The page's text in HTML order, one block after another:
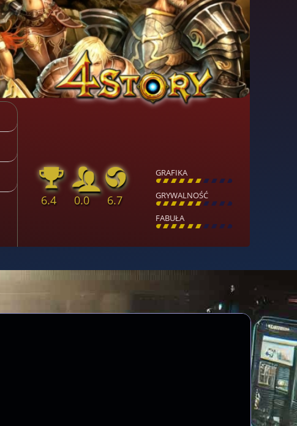
GRAFIKA
[ \ \ \ \ \ \ \ \ ]
GRYWALNOŚĆ
[ \ \ \ \ \ \ \ \ ]
FABUŁA
[ \ \ \ \ \ \ \ \ ]
6.4 0.0 6.7